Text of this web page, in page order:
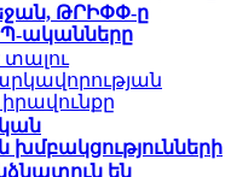
ԹՐԻՓՓ-ը
ականները
խմբակցությունների
են